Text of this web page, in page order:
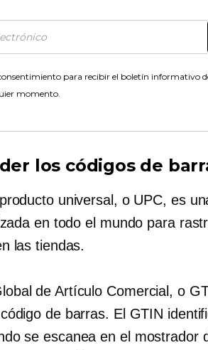
para recibir el boletín informativo
momento.
los códigos de
universal, o UPC, es
en todo el mundo para
las tiendas.
de Artículo Comercial, o
de barras. El GTIN
se escanea en el mostrador